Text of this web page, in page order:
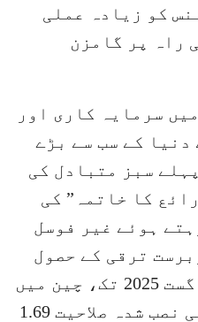
کو زیادہ عملی
راہ پر گامزن
سرمایہ کاری اور
دنیا کے سب سے بڑے
سبز متبادل کی
کا خاتمہ” کی
ہوئے غیر فوسل
ترقی کے حصول
میں کامیاب ہوا ہے۔ اگست 2025 تک، چین میں
ونڈ اور سولر انرجی کی نصب شدہ صلاحیت 1.69